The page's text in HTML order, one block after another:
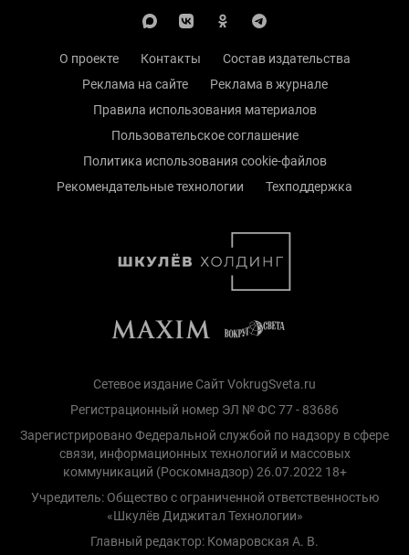
О проекте Контакты
Состав издательства
Реклама на сайте
Реклама в журнале
Правила использования материалов
Пользовательское соглашение
Политика использования cookie-файлов
Рекомендательные технологии
Техподдержка
Сетевое издание Сайт VokrugSveta.ru
Регистрационный номер ЭЛ № ФС 77 - 83686
Зарегистрировано Федеральной службой по надзору в сфере
связи, информационных технологий и массовых
коммуникаций (Роскомнадзор) 26.07.2022 18+
Учредитель: Общество с ограниченной ответственностью
«Шкулёв Диджитал Технологии»
Главный редактор: Комаровская А. В.